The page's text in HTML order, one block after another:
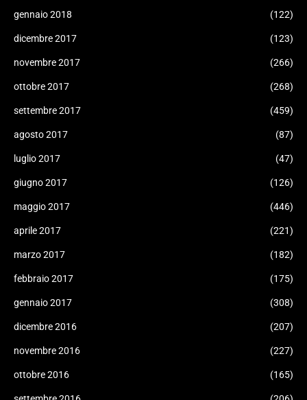
gennaio 2018 (122)
dicembre 2017 (123)
novembre 2017 (266)
ottobre 2017 (268)
settembre 2017 (459)
agosto 2017 (87)
luglio 2017 (47)
giugno 2017 (126)
maggio 2017 (446)
aprile 2017 (221)
marzo 2017 (182)
febbraio 2017 (175)
gennaio 2017 (308)
dicembre 2016 (207)
novembre 2016 (227)
ottobre 2016 (165)